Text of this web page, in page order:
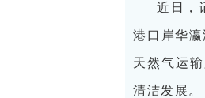
近日，
港口岸华
天然气运
清洁发展。